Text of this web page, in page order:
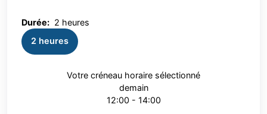
Durée: 2 heures
2 heures
Votre créneau horaire sélectionné
demain
12:00 - 14:00